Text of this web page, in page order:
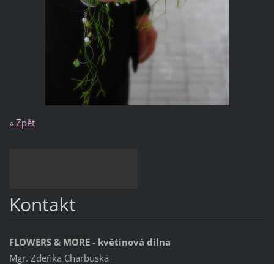
« Zpět
Kontakt
FLOWERS & MORE - květinová dílna
Mgr. Zdeňka Charbuská